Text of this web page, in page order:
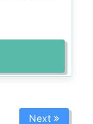
Next